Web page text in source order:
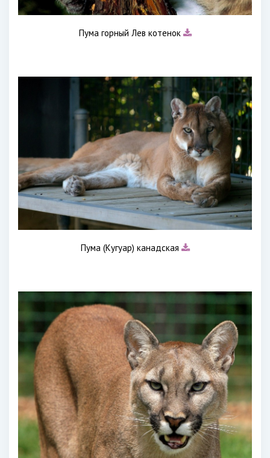
Пума горный Лев котенок
Пума (Кугуар) канадская